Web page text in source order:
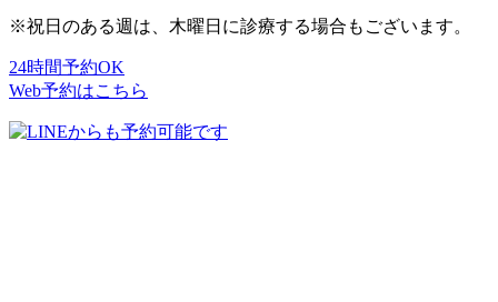
※祝日のある週は、木曜日に診療する場合もございます。
24時間予約OK
Web予約はこちら